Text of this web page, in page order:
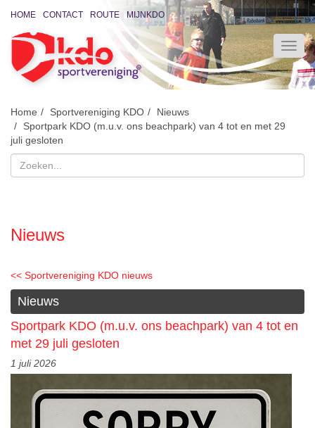
HOME CONTACT ROUTE MIJNKDO
Home Sportvereniging KDO
Nieuws
Sportpark KDO (m.u.v. ons beachpark) van 4 tot en met 29
juli gesloten
Nieuws
<< Sportvereniging KDO nieuws
Nieuws
Sportpark KDO (m.u.v. ons beachpark) van 4 tot en
met 29 juli gesloten
1 juli 2026